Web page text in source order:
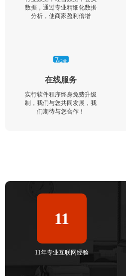
数据，通过专业精细化数据
分析，使商家盈利倍增
在线服务
实行软件程序终身免费升级
制，我们与您共同发展，我
们期待与您合作！
11
11年专业互联网经验